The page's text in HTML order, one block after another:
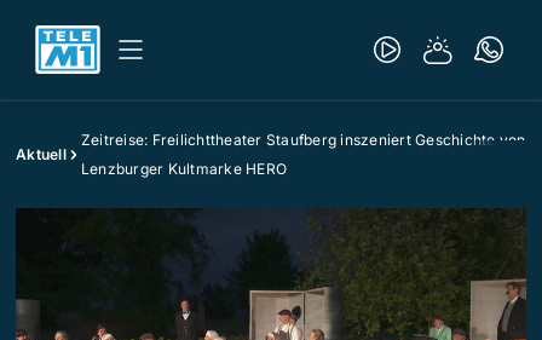
Aktuell
Zeitreise: Freilichttheater Staufberg inszeniert Geschichte von
Lenzburger Kultmarke HERO